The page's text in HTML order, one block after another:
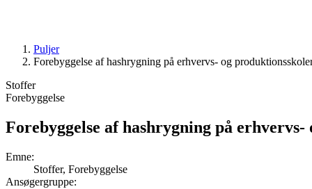
Puljer
Forebyggelse af hash­rygning på erhvervs- og
Stoffer
Forebyggelse
Forebyggelse af hash­rygning på
Emne:
Stoffer, Forebyggelse
Ansøgergruppe: